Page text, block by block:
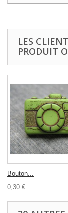
LES
PRODUIT
Bouton...
0,30 €